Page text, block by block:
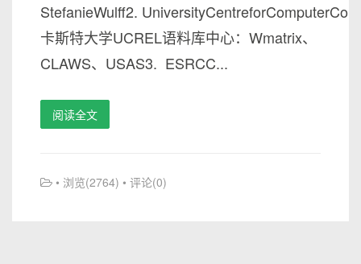
StefanieWulff2.
卡斯特大学UCREL语料库中心：Wmatrix、
CLAWS、USAS3. ESRCC...
阅读全文
• 浏览(2764) • 评论(0)